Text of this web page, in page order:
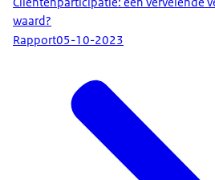
waard?
Rapport05-10-2023